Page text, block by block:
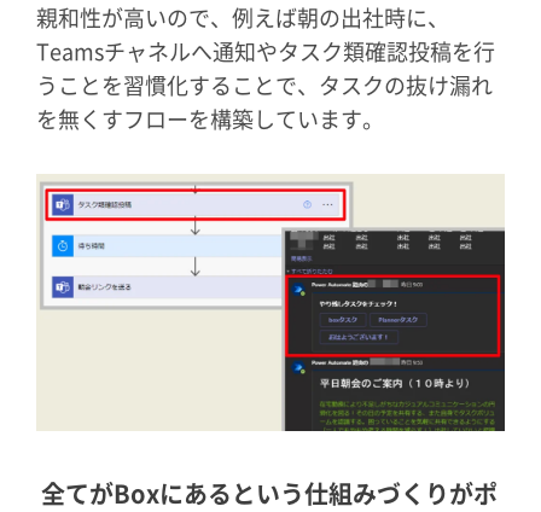
親和性が高いので、例えば朝の出社時に、
Teamsチャネルへ通知やタスク類確認投稿を行
うことを習慣化することで、タスクの抜け漏れ
を無くすフローを構築しています。
全てがBoxにあるという仕組みづくりがポ